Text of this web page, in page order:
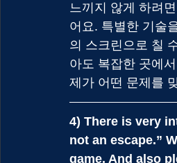
느끼지 않게 하려
어요. 특별한 기술
의 스크린으로 칠
아도 복잡한 곳에
제가 어떤 문제를
4) There is very
not an escape.”
game. And also